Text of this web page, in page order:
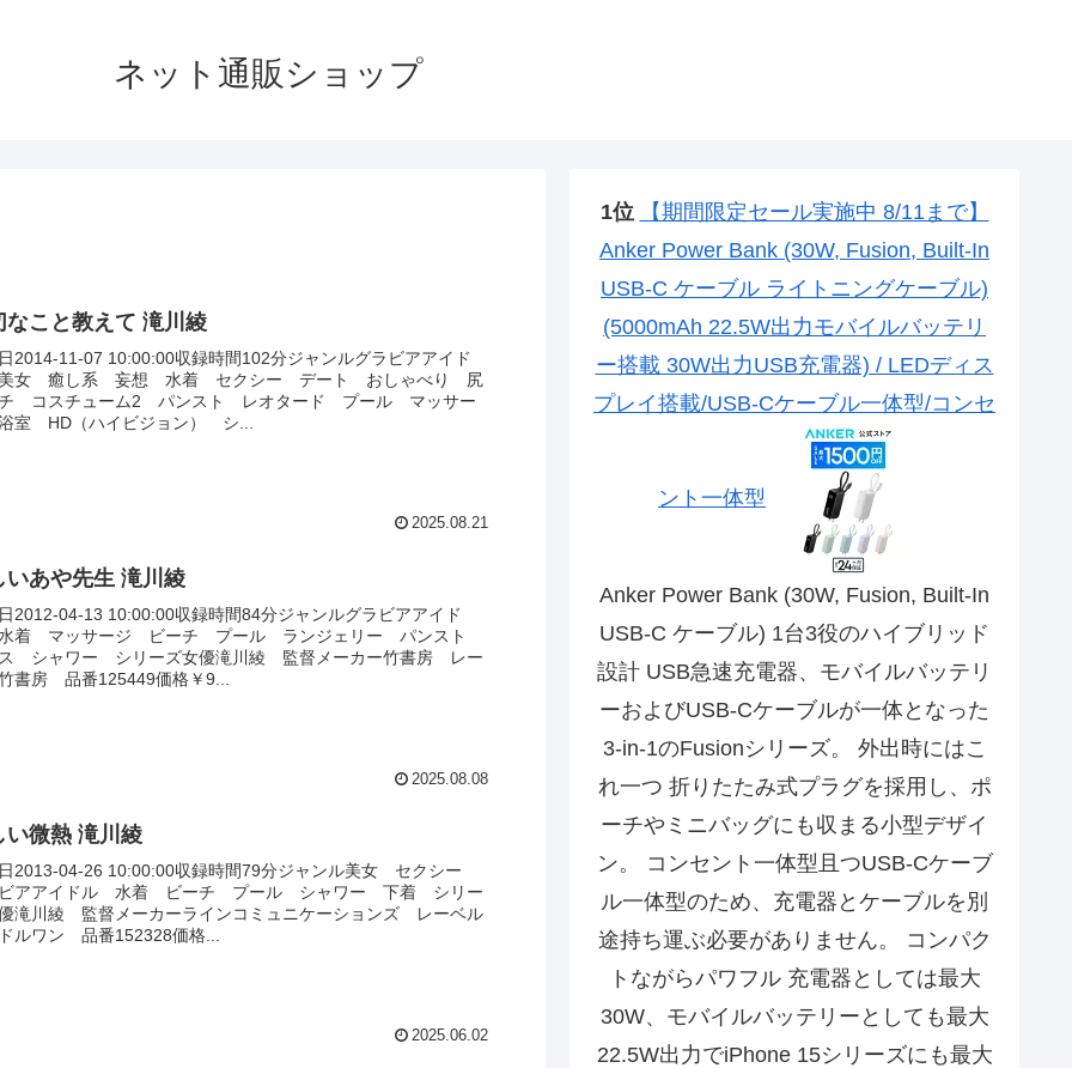
ネット通販ショップ
なこと教えて 滝川綾
2014-11-07 10:00:00収録時間102分ジャンルグラビアアイド
女 癒し系 妄想 水着 セクシー デート おしゃべり 尻
コスチューム2 パンスト レオタード プール マッサー
室 HD（ハイビジョン） シ...
2025.08.21
いあや先生 滝川綾
2012-04-13 10:00:00収録時間84分ジャンルグラビアアイド
着 マッサージ ビーチ プール ランジェリー パンスト
シャワー シリーズ女優滝川綾 監督メーカー竹書房 レー
書房 品番125449価格￥9...
2025.08.08
い微熱 滝川綾
2013-04-26 10:00:00収録時間79分ジャンル美女 セクシー
ビアアイドル 水着 ビーチ プール シャワー 下着 シリー
滝川綾 監督メーカーラインコミュニケーションズ レーベル
ルワン 品番152328価格...
2025.06.02
1位
【期間限定セール実施中 8/11まで】
Anker Power Bank (30W, Fusion, Built-In
USB-C ケーブル ライトニングケーブル)
(5000mAh 22.5W出力モバイルバッテリ
ー搭載 30W出力USB充電器) / LEDディス
プレイ搭載/USB-Cケーブル一体型/コンセ
ント一体型
Anker Power Bank (30W, Fusion, Built-In
USB-C ケーブル) 1台3役のハイブリッド
設計 USB急速充電器、モバイルバッテリ
ーおよびUSB-Cケーブルが一体となった
3-in-1のFusionシリーズ。 外出時にはこ
れ一つ 折りたたみ式プラグを採用し、ポ
ーチやミニバッグにも収まる小型デザイ
ン。 コンセント一体型且つUSB-Cケーブ
ル一体型のため、充電器とケーブルを別
途持ち運ぶ必要がありません。 コンパク
トながらパワフル 充電器としては最大
30W、モバイルバッテリーとしても最大
22.5W出力でiPhone 15シリーズにも最大